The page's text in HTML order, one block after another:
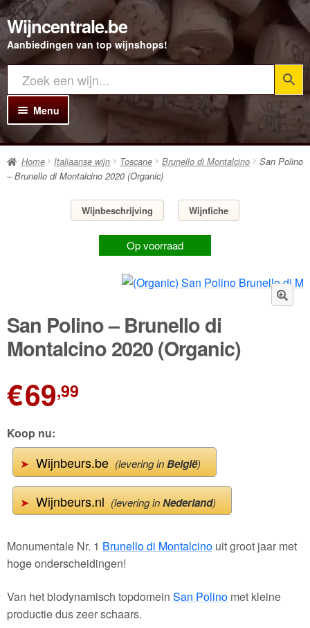
Ga
door
naar
navigatie
Ga
direct
naar
inhoud
Wijncentrale.be
Aanbiedingen van top wijnshops!
Menu
Home
Alle Wijnen
Rode wijn
Witte wijn
Rosé wijn
Bubbels
Wijnpakketten
Home Italiaanse wijn Toscane Brunello di Montalcino
San Polino
– Brunello di Montalcino 2020 (Organic)
Wijnbeschrijving Wijnfiche
Op voorraad
San Polino – Brunello di
Montalcino 2020 (Organic)
€69,99
Koop nu:
➤Wijnbeurs.be(levering inBelgië)
➤Wijnbeurs.nl(levering inNederland)
Monumentale Nr. 1 Brunello di Montalcinouit groot jaar met
hoge onderscheidingen!
Van het biodynamisch topdomein San Polinomet kleine
productie dus zeer schaars.